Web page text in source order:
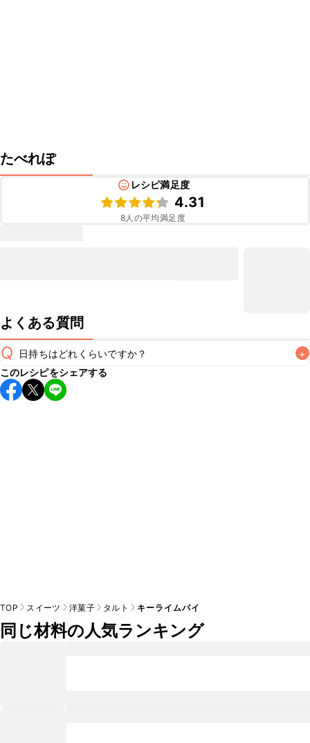
たべれぽ
レシピ満足度
4.31
8人の平均満足度
よくある質問
Q 日持ちはどれくらいですか？ +
保存期間は冷蔵で当日中が目安です。なるべくお早めにお召
し上がりください。
このレシピをシェアする
TOP スイーツ 洋菓子 タルト キーライムパイ
同じ材料の人気ランキング